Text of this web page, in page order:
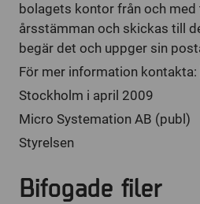
bolagets kontor från och
årsstämman och skickas till
begär det och uppger sin
För mer information kontakta:
Stockholm i april 2009
Micro Systemation AB (publ)
Styrelsen
Bifogade filer